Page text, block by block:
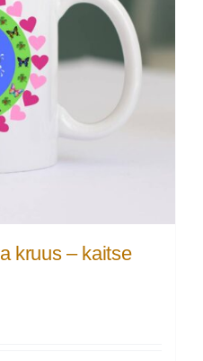
kruus – kaitse